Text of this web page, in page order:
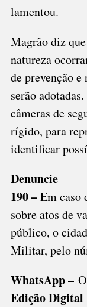
lamentou.
Magrão diz
natureza
de prevenção
serão
câmeras de
rígido, para
identificar
Denuncie
190 –Em caso
sobre atos de
público, o
Militar, pelo
WhatsApp –
Edição Digital